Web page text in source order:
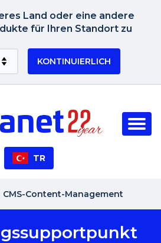
Land oder eine andere
für Ihren Standort zu
KONTINUIERLICH
TR
CMS-Content-Management